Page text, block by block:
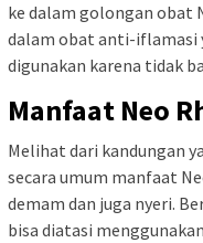
ke dalam golongan obat
dalam obat anti-iflamasi
digunakan karena tidak
Manfaat Neo
Melihat dari kandungan
secara umum manfaat
demam dan juga nyeri.
bisa diatasi